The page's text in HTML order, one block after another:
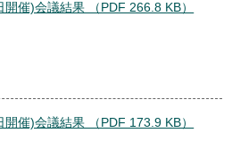
催)会議結果 （PDF 266.8 KB）
催)会議結果 （PDF 173.9 KB）